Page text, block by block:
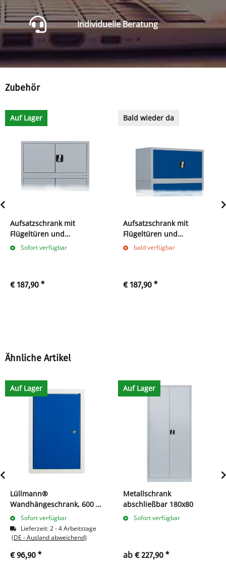
Individuelle Beratung
Zubehör
Auf Lager
Aufsatzschrank mit
Flügeltüren und
Zylinderschloss mit
Sofort verfügbar
€ 187,90 *
Bald wieder da
Aufsatzschrank mit
Flügeltüren und
Zylinderschloss mit
bald verfügbar
€ 187,90 *
Ähnliche Artikel
Auf Lager
Lüllmann®
Wandhängeschrank, 600 x
400 x 300 mm, grau/blau
Sofort verfügbar
Lieferzeit:2 - 4 Arbeitstage
(DE - Ausland abweichend)
€ 96,90 *
Auf Lager
Metallschrank
abschließbar 180x80
Sofort verfügbar
ab € 227,90 *